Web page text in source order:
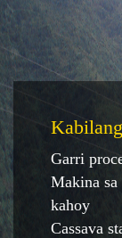
Garri
Makina sa
kahoy
Cassava